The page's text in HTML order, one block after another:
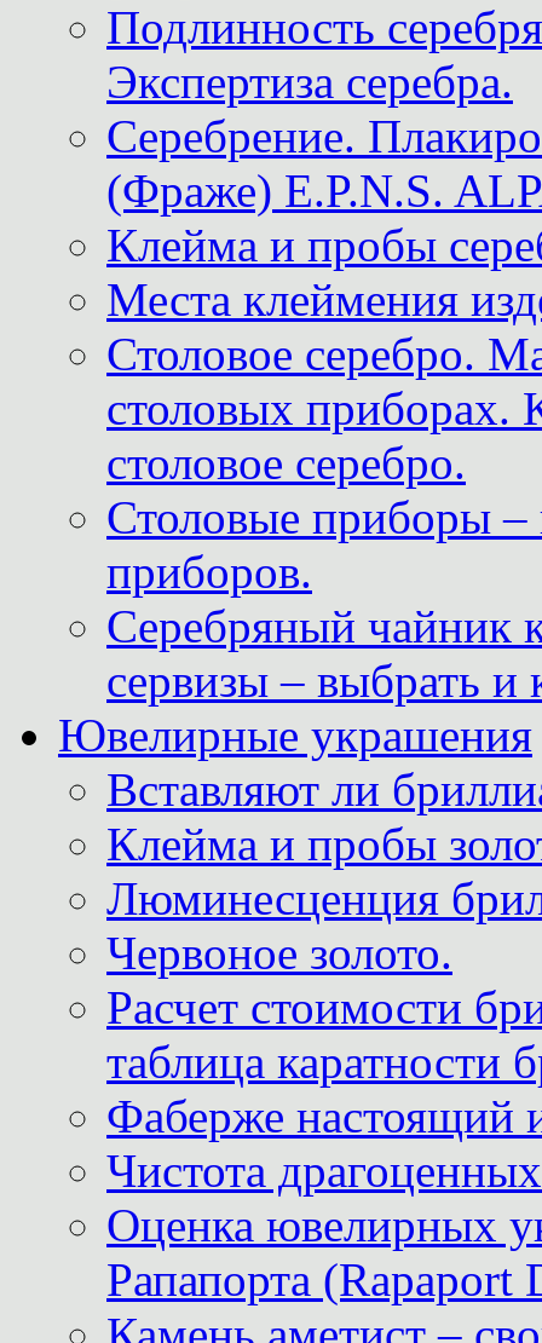
Подлинность
Экспертиза серебра.
Серебрение.
(Фраже) E.P.N.S.
Клейма и пробы
Места клеймения
Столовое серебро.
столовых приборах.
столовое серебро.
Столовые приборы –
приборов.
Серебряный чайник
сервизы – выбрать и
Ювелирные украшения
Вставляют ли
Клейма и пробы
Люминесценция
Червоное золото.
Расчет стоимости
таблица каратности
Фаберже настоящий
Чистота
Оценка ювелирных
Рапапорта (Rapaport